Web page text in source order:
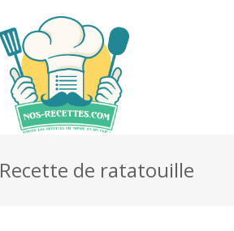
Recette de ratatouille